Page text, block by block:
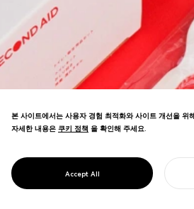
PROJECT
제2차 지원
상 키트.
통합하
본 사이트에서는 사용자 경험 최적화와 사이트 개선을 위
자세한 내용은 쿠키 정책
쿠키 정책 을 확인해 주세요.
Accept All